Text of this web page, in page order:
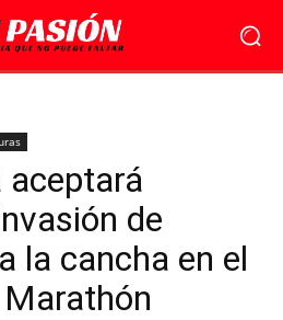
aceptará
de
la cancha en el